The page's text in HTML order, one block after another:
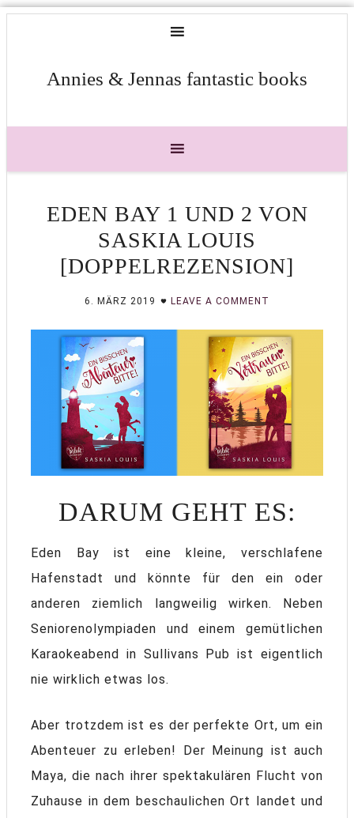
Annies & Jennas fantastic books
EDEN BAY 1 UND 2 VON
SASKIA LOUIS
[DOPPELREZENSION]
6. MÄRZ 2019 LEAVE A COMMENT
DARUM GEHT ES:
Eden Bay ist eine kleine, verschlafene
Hafenstadt und könnte für den ein oder
anderen ziemlich langweilig wirken. Neben
Seniorenolympiaden und einem gemütlichen
Karaokeabend in Sullivans Pub ist eigentlich
nie wirklich etwas los.
Aber trotzdem ist es der perfekte Ort, um ein
Abenteuer zu erleben! Der Meinung ist auch
Maya, die nach ihrer spektakulären Flucht von
Zuhause in dem beschaulichen Ort landet und